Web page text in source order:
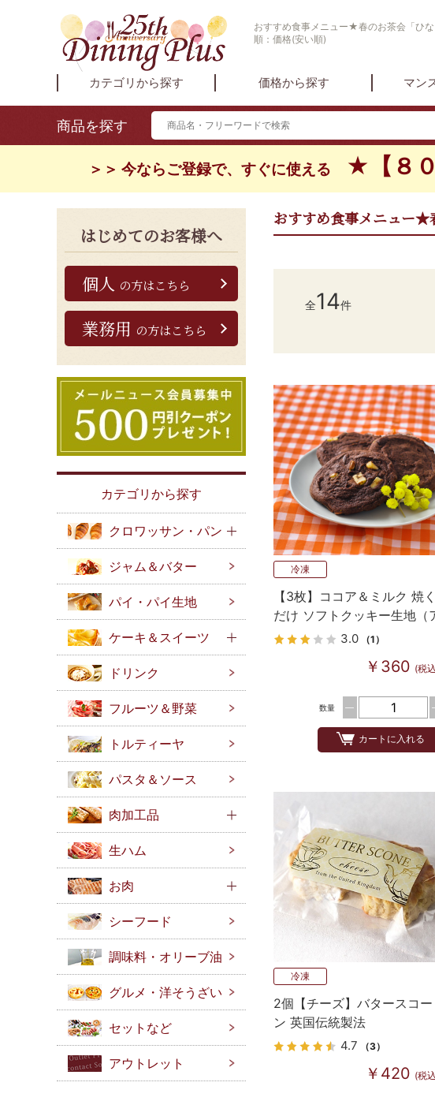
おすすめ食事メニュー★春のお茶会「ひ
順：価格(安い順)
カテゴリから探す 価格から探す マン
商品を探す
＞＞ 今ならご登録で、すぐに使える ★【８
はじめてのお客様へ
個人 の方はこちら
業務用 の方はこちら
カテゴリから探す
クロワッサン・パン
ジャム＆バター
パイ・パイ生地
ケーキ＆スイーツ
ドリンク
フルーツ＆野菜
トルティーヤ
パスタ＆ソース
肉加工品
生ハム
お肉
シーフード
調味料・オリーブ油
グルメ・洋そうざい
セットなど
アウトレット
おすすめ食事メニュー★
全14件
冷凍
【3枚】ココア＆ミルク 焼く
だけ ソフトクッキー生地（
メリカンホームメイドタイ
3.0 （1）
￥360 (税
数量
カートに入れる
冷凍
2個【チーズ】バタースコー
ン 英国伝統製法
4.7 （3）
￥420 (税